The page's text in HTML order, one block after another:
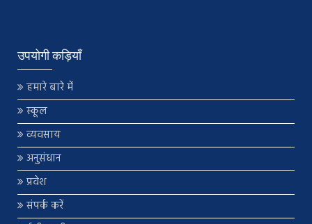
उपयोगी कड़ियाँ
हमारे बारे में
स्कूल
व्यवसाय
अनुसंधान
प्रवेश
संपर्क करें